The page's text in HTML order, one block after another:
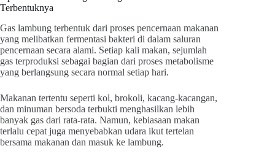
Terbentuknya
Gas lambung terbentuk dari proses pencernaan makanan
yang melibatkan fermentasi bakteri di dalam saluran
pencernaan secara alami. Setiap kali makan, sejumlah
gas terproduksi sebagai bagian dari proses metabolisme
yang berlangsung secara normal setiap hari.
Makanan tertentu seperti kol, brokoli, kacang-kacangan,
dan minuman bersoda terbukti menghasilkan lebih
banyak gas dari rata-rata. Namun, kebiasaan makan
terlalu cepat juga menyebabkan udara ikut tertelan
bersama makanan dan masuk ke lambung.